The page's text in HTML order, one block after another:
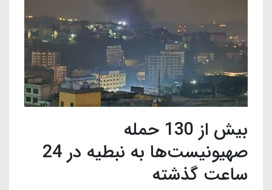
بیش از 130 حمله
صهیونیست‌ها به نبطیه در 24
ساعت گذشته